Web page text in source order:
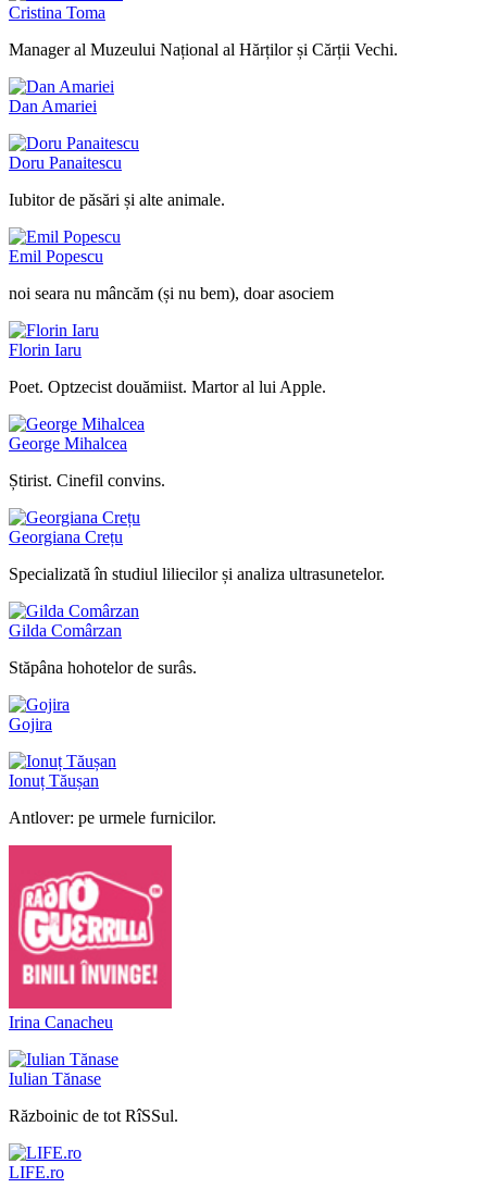
Cristina Toma
Manager al Muzeului Național al Hărților și Cărții Vechi.
Dan Amariei
Doru Panaitescu
Iubitor de păsări și alte animale.
Emil Popescu
noi seara nu mâncăm (și nu bem), doar asociem
Florin Iaru
Poet. Optzecist douămiist. Martor al lui Apple.
George Mihalcea
Știrist. Cinefil convins.
Georgiana Crețu
Specializată în studiul liliecilor și analiza ultrasunetelor.
Gilda Comârzan
Stăpâna hohotelor de surâs.
Gojira
Ionuț Tăușan
Antlover: pe urmele furnicilor.
Irina Canacheu
Iulian Tănase
Războinic de tot RîSSul.
LIFE.ro